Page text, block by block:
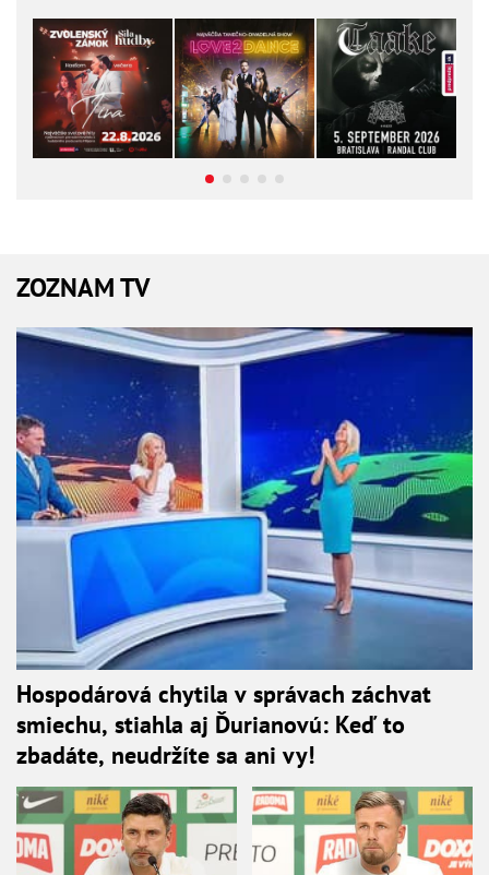
ZOZNAM TV
Hospodárová chytila v správach záchvat
smiechu, stiahla aj Ďurianovú: Keď to
zbadáte, neudržíte sa ani vy!